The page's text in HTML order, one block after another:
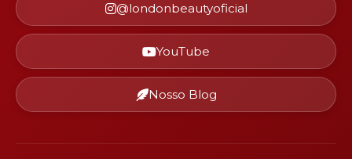
@londonbeautyoficial
YouTube
Nosso Blog